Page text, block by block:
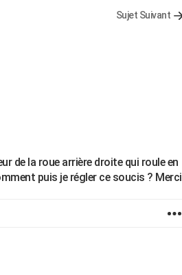
Sujet Suivant
de la roue arrière droite qui roule en
puis je régler ce soucis ? Merci